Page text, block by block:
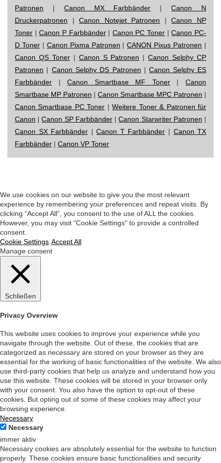
Patronen | Canon MX Farbbänder |Canon N
Druckerpatronen |Canon Notejet Patronen |Canon NP
Toner |Canon P Farbbänder| Canon PC Toner |Canon PC-
D Toner| Canon Pixma Patronen |CANON Pixus Patronen |
Canon QS Toner| Canon S Patronen |Canon Selphy CP
Patronen | Canon Selphy DS Patronen |Canon Selphy ES
Farbbänder |Canon Smartbase MF Toner|Canon
Smartbase MP Patronen | Canon Smartbase MPC Patronen |
Canon Smartbase PC Toner |Weitere Toner & Patronen für
Canon |Canon SP Farbbänder|Canon Starwriter Patronen |
Canon SX Farbbänder |Canon T Farbbänder | Canon TX
Farbbänder | Canon VP Toner
We use cookies on our website to give you the most relevant
experience by remembering your preferences and repeat visits. By
clicking “Accept All”, you consent to the use of ALL the cookies.
However, you may visit "Cookie Settings" to provide a controlled
consent.
Cookie Settings Accept All
Manage consent
Schließen
Privacy Overview
This website uses cookies to improve your experience while you
navigate through the website. Out of these, the cookies that are
categorized as necessary are stored on your browser as they are
essential for the working of basic functionalities of the website. We also
use third-party cookies that help us analyze and understand how you
use this website. These cookies will be stored in your browser only
with your consent. You also have the option to opt-out of these
cookies. But opting out of some of these cookies may affect your
browsing experience.
Necessary
Necessary
immer aktiv
Necessary cookies are absolutely essential for the website to function
properly. These cookies ensure basic functionalities and security